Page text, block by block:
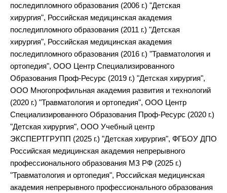
последипломного образования (2006 г.) "Детская
хирургия", Российская медицинская академия
последипломного образования (2011 г.) "Детская
хирургия", Российская медицинская академия
последипломного образования (2016 г.) "Травматология и
ортопедия", ООО Центр Специализированного
Образования Проф-Ресурс (2019 г.) "Детская хирургия",
ООО Многопрофильная академия развития и технологий
(2020 г.) "Травматология и ортопедия", ООО Центр
Специализированного Образования Проф-Ресурс (2020 г.)
"Детская хирургия", ООО Учебный центр
ЭКСПЕРТГРУПП (2025 г.) "Детская хирургия", ФГБОУ ДПО
Российская медицинская академия непрерывного
профессионального образования МЗ РФ (2025 г.)
"Травматология и ортопедия", Российская медицинская
академия непрерывного профессионального образования